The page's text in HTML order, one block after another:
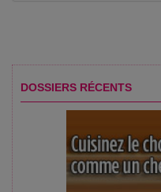
DOSSIERS RÉCENTS